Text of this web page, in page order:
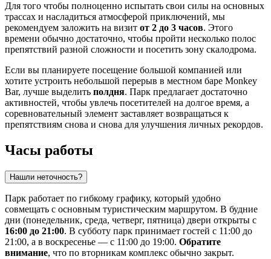
Для того чтобы полноценно испытать свои силы на основных
трассах и насладиться атмосферой приключений, мы
рекомендуем заложить на визит от 2 до 3 часов. Этого
времени обычно достаточно, чтобы пройти несколько полос
препятствий разной сложности и посетить зону скалодрома.
Если вы планируете посещение большой компанией или
хотите устроить небольшой перерыв в местном баре Monkey
Bar, лучше выделить полдня. Парк предлагает достаточно
активностей, чтобы увлечь посетителей на долгое время, а
соревновательный элемент заставляет возвращаться к
препятствиям снова и снова для улучшения личных рекордов.
Часы работы
Нашли неточность?
Парк работает по гибкому графику, который удобно
совмещать с основным туристическим маршрутом. В будние
дни (понедельник, среда, четверг, пятница) двери открыты с
16:00 до 21:00. В субботу парк принимает гостей с 11:00 до
21:00, а в воскресенье — с 11:00 до 19:00. Обратите
внимание, что по вторникам комплекс обычно закрыт.